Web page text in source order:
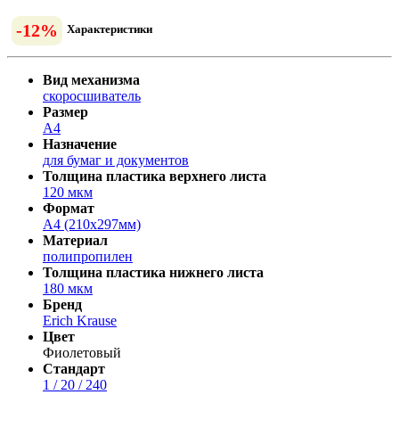
-12% Характеристики
Вид механизма
скоросшиватель
Размер
А4
Назначение
для бумаг и документов
Толщина пластика верхнего листа
120 мкм
Формат
A4 (210x297мм)
Материал
полипропилен
Толщина пластика нижнего листа
180 мкм
Бренд
Erich Krause
Цвет
Фиолетовый
Стандарт
1 / 20 / 240